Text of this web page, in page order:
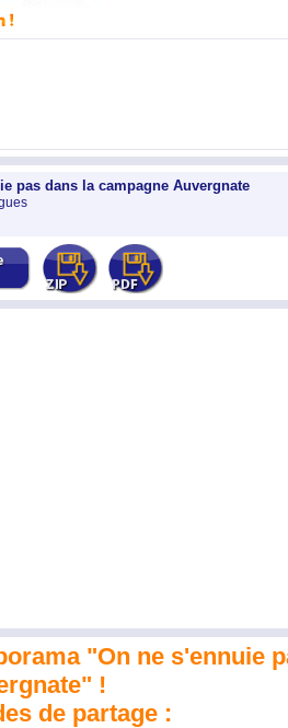
pas dans la campagne Auvergnate
"On ne s'ennuie
!
de partage :